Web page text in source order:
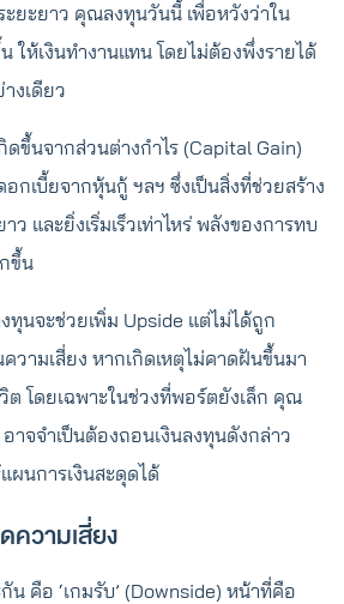
ะยะยาว คุณลงทุนวันนี้ เพื่อหวังว่าใน
ให้เงินทำงานแทน โดยไม่ต้องพึ่งรายได้
งเดียว
ดขึ้นจากส่วนต่างกำไร (Capital Gain)
กเบี้ยจากหุ้นกู้ ฯลฯ ซึ่งเป็นสิ่งที่ช่วยสร้าง
ว และยิ่งเริ่มเร็วเท่าไหร่ พลังของการทบ
ขึ้น
ทุนจะช่วยเพิ่ม Upside แต่ไม่ได้ถูก
วามเสี่ยง หากเกิดเหตุไม่คาดฝันขึ้นมา
ต โดยเฉพาะในช่วงที่พอร์ตยังเล็ก คุณ
จจำเป็นต้องถอนเงินลงทุนดังกล่าว
ผนการเงินสะดุดได้
ความเสี่ยง
น คือ ‘เกมรับ’ (Downside) หน้าที่คือ